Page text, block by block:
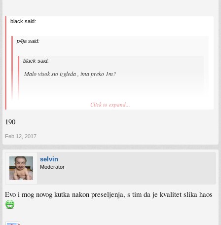
black said:
p4ja said:
black said:
Malo visok sto izgleda , ima preko 1m?
Sent from my Redmi Note 3 using Tapatalk
Koliko si visok? Kod mene je sto 70cm ali nekako mi nisko , ja sam 186cm.
Sent from my Redmi Note 3 using Tapatalk
Click to expand...
190
Feb 12, 2017
selvin
Moderator
Evo i mog novog kutka nakon preseljenja, s tim da je kvalitet slika haos